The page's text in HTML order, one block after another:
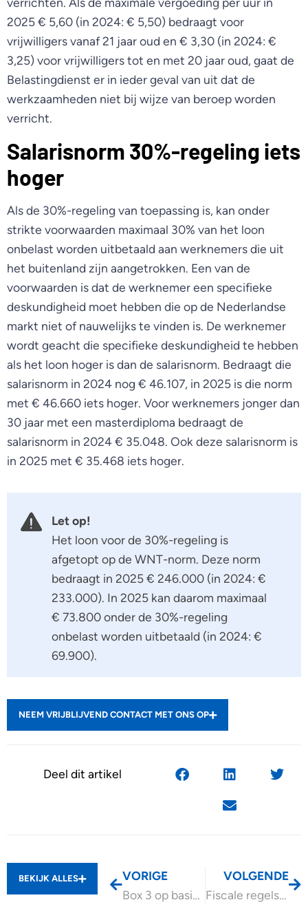
2025 € 5,60 (in 2024: € 5,50) bedraagt voor
vrijwilligers vanaf 21 jaar oud en € 3,30 (in 2024: €
3,25) voor vrijwilligers tot en met 20 jaar oud, gaat de
Belastingdienst er in ieder geval van uit dat de
werkzaamheden niet bij wijze van beroep worden
verricht.
Salarisnorm 30%-regeling iets
hoger
Als de 30%-regeling van toepassing is, kan onder
strikte voorwaarden maximaal 30% van het loon
onbelast worden uitbetaald aan werknemers die uit
het buitenland zijn aangetrokken. Een van de
voorwaarden is dat de werknemer een specifieke
deskundigheid moet hebben die op de Nederlandse
markt niet of nauwelijks te vinden is. De werknemer
wordt geacht die specifieke deskundigheid te hebben
als het loon hoger is dan de salarisnorm. Bedraagt die
salarisnorm in 2024 nog € 46.107, in 2025 is die norm
met € 46.660 iets hoger. Voor werknemers jonger dan
30 jaar met een masterdiploma bedraagt de
salarisnorm in 2024 € 35.048. Ook deze salarisnorm is
in 2025 met € 35.468 iets hoger.
Let op!
Het loon voor de 30%-regeling is
afgetopt op de WNT-norm. Deze norm
bedraagt in 2025 € 246.000 (in 2024: €
233.000). In 2025 kan daarom maximaal
€ 73.800 onder de 30%-regeling
onbelast worden uitbetaald (in 2024: €
69.900).
NEEM VRIJBLIJVEND CONTACT MET ONS OP
Deel dit artikel
BEKIJK ALLES
VORIGE
Box 3 op basis van werkelijk rendement pas vanaf 2028
VOLGENDE
Fiscale regels voor kerstpakket uitzendkracht